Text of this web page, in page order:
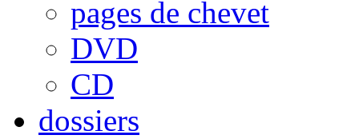
pages de chevet
DVD
CD
dossiers